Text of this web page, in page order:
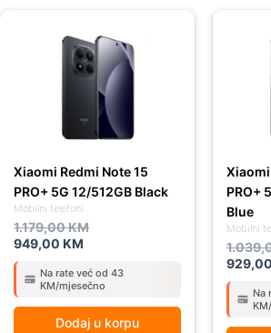
Mobilni telefoni
Xiaomi Redmi Note 15
PRO+ 5G 12/512GB Black
1.179,00KM
1.179,00 KM.
949,00 KM
949,00 KM.
Na rate već od 43
KM/mjesečno
Dodaj u korpu
Mobilni
Xiaomi
PRO+
Blue
929,00
Na